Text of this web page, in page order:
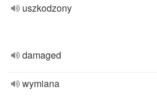
uszkodzony
damaged
wymiana